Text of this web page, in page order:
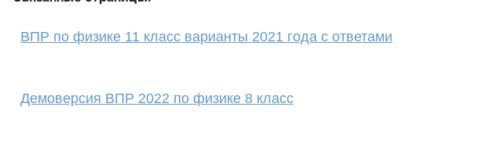
ВПР по физике 11 класс варианты 2021 года с ответами
Демоверсия ВПР 2022 по физике 8 класс